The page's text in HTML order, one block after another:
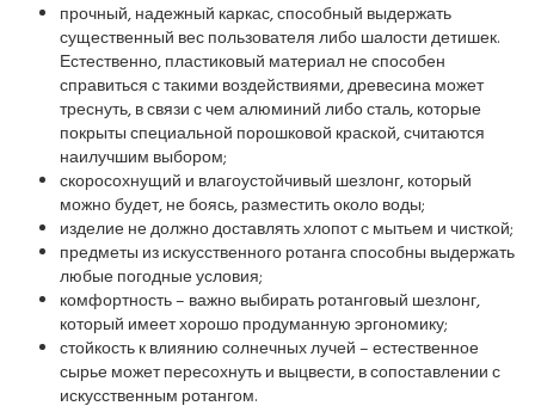
прочный, надежный каркас, способный выдержать
существенный вес пользователя либо шалости детишек.
Естественно, пластиковый материал не способен
справиться с такими воздействиями, древесина может
треснуть, в связи с чем алюминий либо сталь, которые
покрыты специальной порошковой краской, считаются
наилучшим выбором;
скоросохнущий и влагоустойчивый шезлонг, который
можно будет, не боясь, разместить около воды;
изделие не должно доставлять хлопот с мытьем и чисткой;
предметы из искусственного ротанга способны выдержать
любые погодные условия;
комфортность – важно выбирать ротанговый шезлонг,
который имеет хорошо продуманную эргономику;
стойкость к влиянию солнечных лучей – естественное
сырье может пересохнуть и выцвести, в сопоставлении с
искусственным ротангом.